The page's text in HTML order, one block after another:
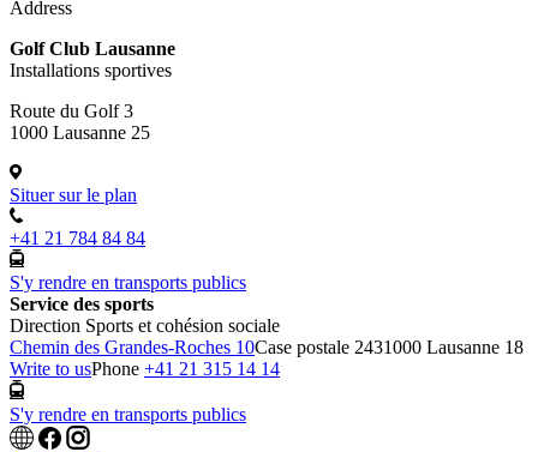
Address
Golf Club Lausanne
Installations sportives
Route du Golf 3
1000 Lausanne 25
Situer sur le plan
+41 21 784 84 84
S'y rendre en transports publics
Service des sports
Direction Sports et cohésion sociale
Chemin des Grandes-Roches 10Case postale 2431000 Lausanne 18
Write to usPhone +41 21 315 14 14
S'y rendre en transports publics